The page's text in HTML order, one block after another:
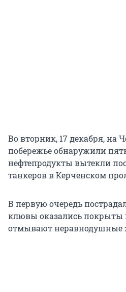
Во вторник, 17 декабря, на
побережье обнаружили
нефтепродукты вытекли
танкеров в Керченском
В первую очередь
клювы оказались
отмывают неравнодушные